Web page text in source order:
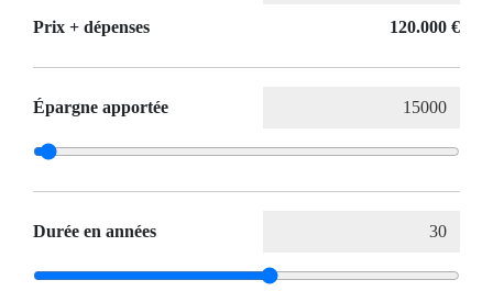
Prix ​​+ dépenses 120.000 €
Épargne apportée
Durée en années